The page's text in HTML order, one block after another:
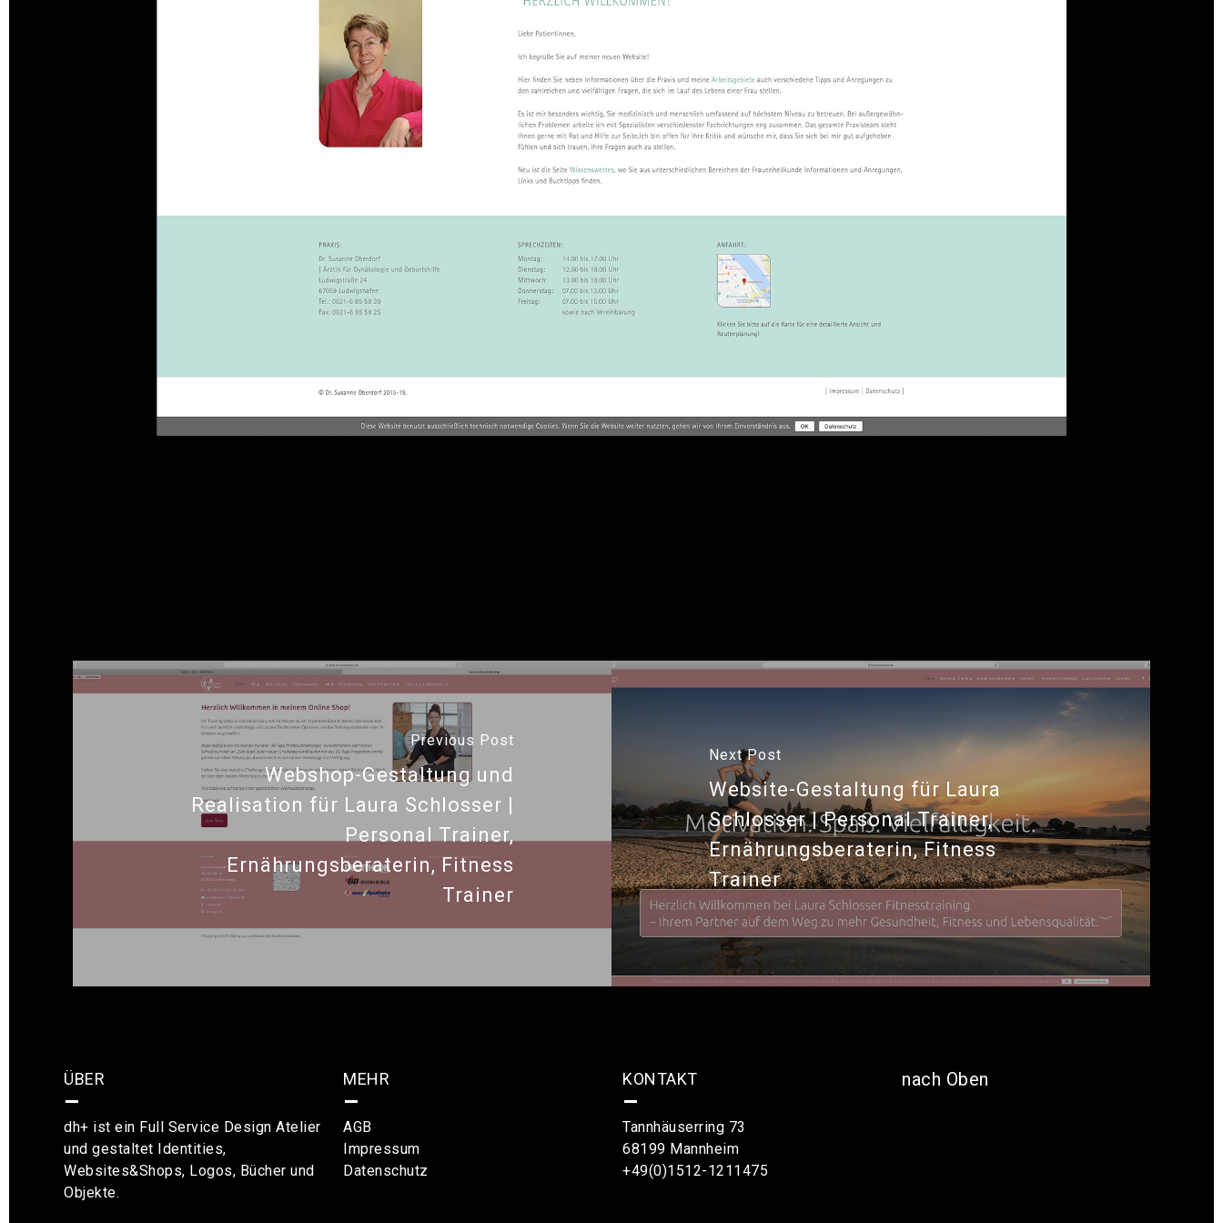
Previous Post
Webshop-Gestaltung und
Realisation für Laura Schlosser |
Personal Trainer,
Ernährungsberaterin, Fitness
Trainer
Next Post
Website-Gestaltung für Laura
Schlosser | Personal Trainer,
Ernährungsberaterin, Fitness
Trainer
ÜBER
–
dh+ ist ein Full Service Design Atelier
und gestaltet Identities,
Websites&Shops, Logos, Bücher und
Objekte.
MEHR
–
AGB
Impressum
Datenschutz
KONTAKT
–
Tannhäuserring 73
68199 Mannheim
+49(0)1512-1211475
nach Oben